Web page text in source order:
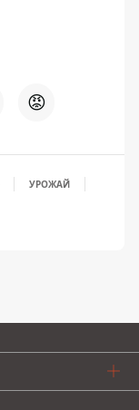
😡
УРОЖАЙ